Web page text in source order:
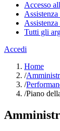
Accesso
Assistenza
Tutti gli
Accedi
Home
/
/
/Piano